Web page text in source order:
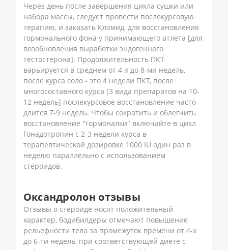
Через день после завершения цикла сушки или
набора массы, следует провести послекурсовую
терапию, и заказать Кломид, для восстановления
гормонального фона у принимающего атлета [для
возобновления выработки эндогенного
тестостерона]. Продолжительность ПКТ
варьируется в среднем от 4-х до 8-ми недель,
после курса соло - это 4 недели ПКТ, после
многосоставного курса [3 вида препаратов на 10-
12 недель] послекурсовое восстановление часто
длится 7-9 недель. Чтобы сократить и облегчить
восстановление "гормоналки" включайте в цикл
Гонадотропин с 2-3 недели курса в
терапевтической дозировке 1000 IU один раз в
неделю параллельно с использованием
стероидов.
Оксандролон отзывы
Отзывы о стероиде носят положительный
характер, бодибилдеры отмечают повышение
рельефности тела за промежуток времени от 4-х
до 6-ти недель, при соответствующей диете с